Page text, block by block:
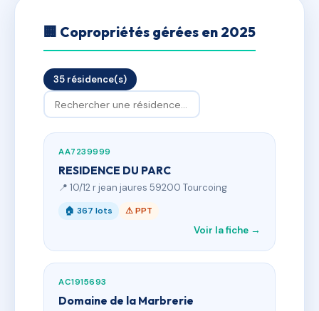
🏢 Copropriétés gérées en 2025
35 résidence(s)
AA7239999
RESIDENCE DU PARC
📍 10/12 r jean jaures 59200 Tourcoing
🏠 367 lots ⚠ PPT
Voir la fiche →
AC1915693
Domaine de la Marbrerie